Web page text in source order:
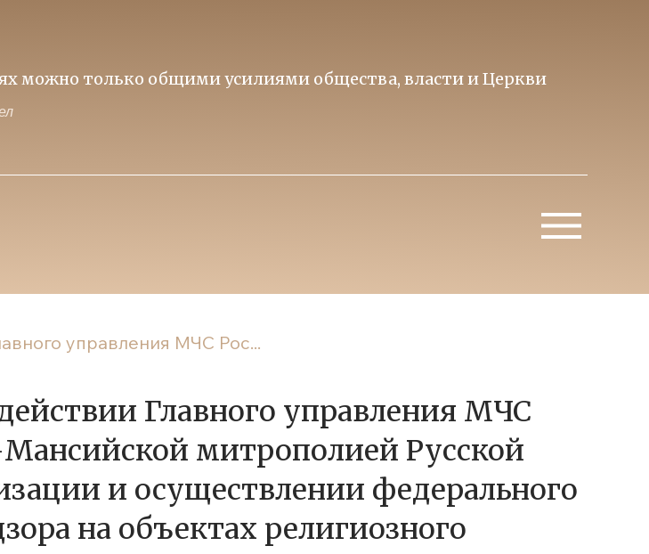
можно только общими усилиями общества, власти и Церкви
управления МЧС Рос...
Главного управления МЧС
митрополией Русской
и осуществлении федерального
на объектах религиозного